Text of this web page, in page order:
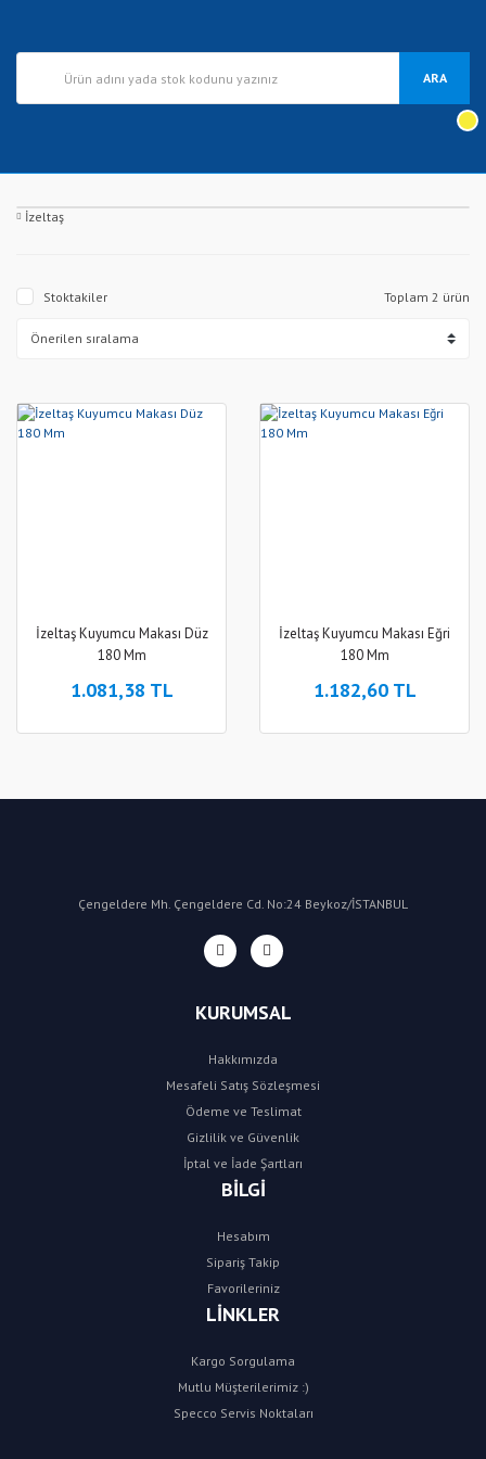
ARA
İzeltaş
Stoktakiler Toplam 2 ürün
İzeltaş Kuyumcu Makası Düz
180 Mm
1.081,38 TL
İzeltaş Kuyumcu Makası Eğri
180 Mm
1.182,60 TL
Çengeldere Mh. Çengeldere Cd. No:24 Beykoz/İSTANBUL
KURUMSAL
Hakkımızda
Mesafeli Satış Sözleşmesi
Ödeme ve Teslimat
Gizlilik ve Güvenlik
İptal ve İade Şartları
BİLGİ
Hesabım
Sipariş Takip
Favorileriniz
LİNKLER
Kargo Sorgulama
Mutlu Müşterilerimiz :)
Specco Servis Noktaları